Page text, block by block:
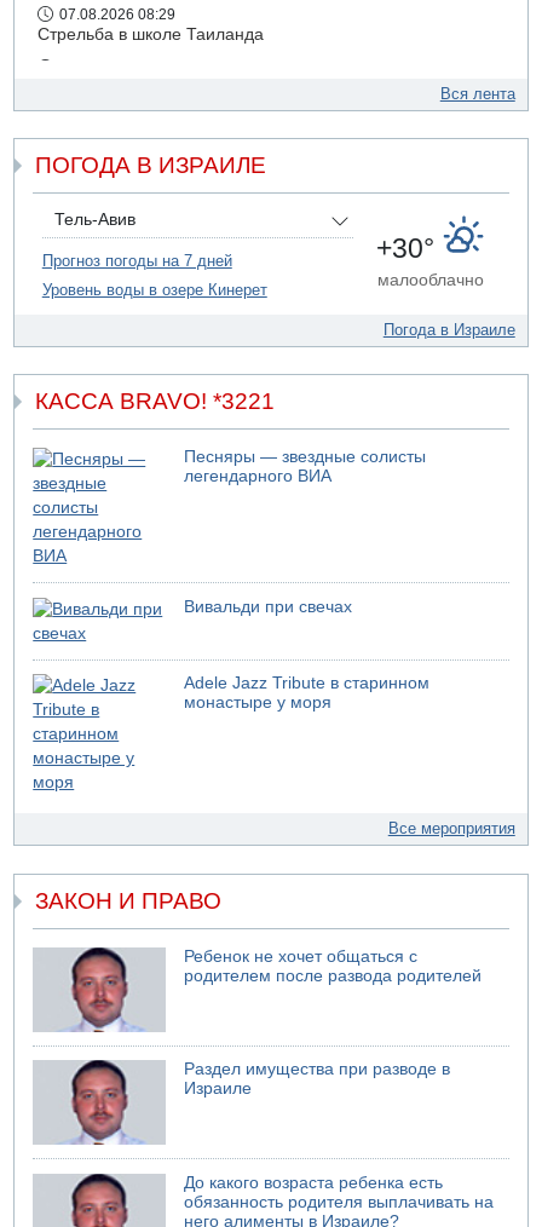
07.08.2026 08:29
Стрельба в школе Таиланда
Саудовская Аравия сообщает о нападении хуситов
06.08.2026 13:43
И еще иранские агенты
06.08.2026 13:13
Арестованы двое подозреваемых в стрельбе по
электрической компании
Вся лента
ПОГОДА В ИЗРАИЛЕ
Тель-Авив
Прогноз погоды на 7 дней
Уровень воды в озере Кинерет
+30°
малооблачно
Погода в Израиле
КАССА BRAVO! *3221
Песняры — звездные солисты
легендарного ВИА
Вивальди при свечах
Adele Jazz Tribute в старинном
монастыре у моря
Все мероприятия
ЗАКОН И ПРАВО
Ребенок не хочет общаться с
родителем после развода родителей
Раздел имущества при разводе в
Израиле
До какого возраста ребенка есть
обязанность родителя выплачивать на
него алименты в Израиле?